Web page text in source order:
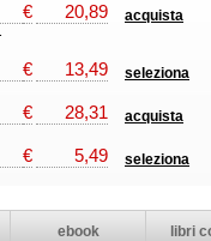
€ 20,89 acquista
€ 13,49 seleziona
€ 28,31 acquista
€ 5,49 seleziona
ebook libri